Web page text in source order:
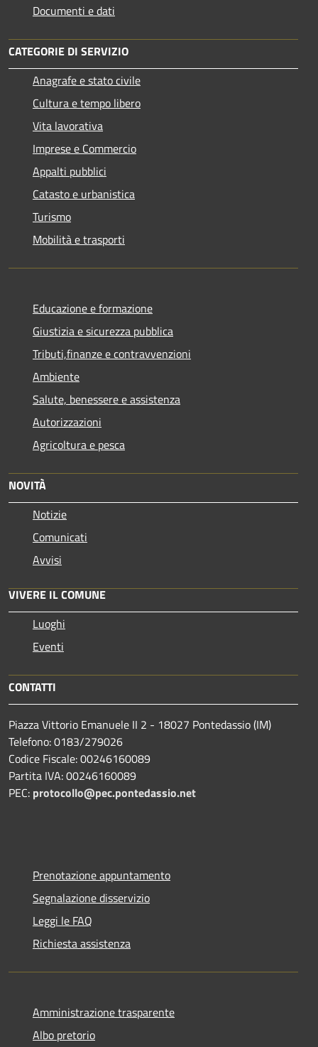
Documenti e dati
CATEGORIE DI SERVIZIO
Anagrafe e stato civile
Cultura e tempo libero
Vita lavorativa
Imprese e Commercio
Appalti pubblici
Catasto e urbanistica
Turismo
Mobilità e trasporti
Educazione e formazione
Giustizia e sicurezza pubblica
Tributi,finanze e contravvenzioni
Ambiente
Salute, benessere e assistenza
Autorizzazioni
Agricoltura e pesca
NOVITÀ
Notizie
Comunicati
Avvisi
VIVERE IL COMUNE
Luoghi
Eventi
CONTATTI
Piazza Vittorio Emanuele II 2 - 18027 Pontedassio (IM)
Telefono: 0183/279026
Codice Fiscale: 00246160089
Partita IVA: 00246160089
PEC: protocollo@pec.pontedassio.net
Prenotazione appuntamento
Segnalazione disservizio
Leggi le FAQ
Richiesta assistenza
Amministrazione trasparente
Albo pretorio